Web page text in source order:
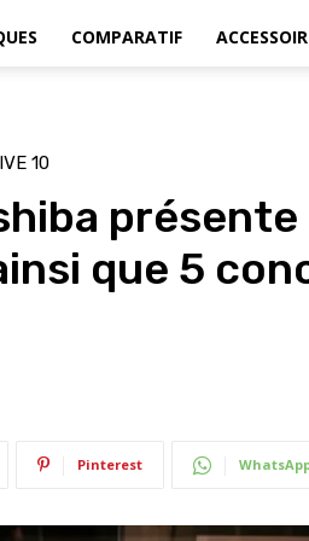
COMPARATIF
10
que 5
Pinterest